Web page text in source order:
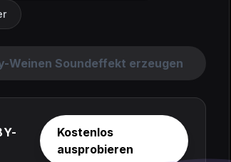
Weinen Soundeffekt erzeugen
Kostenlos
ausprobieren